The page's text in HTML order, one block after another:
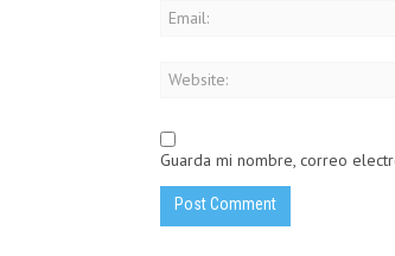
Guarda mi nombre, correo